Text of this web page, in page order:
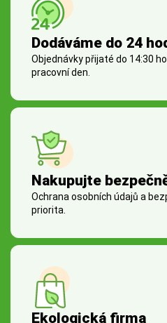
Dodáváme do 24
Objednávky přijaté do 14:30
pracovní den.
Nakupujte
Ochrana osobních údajů a
priorita.
Ekologická firma